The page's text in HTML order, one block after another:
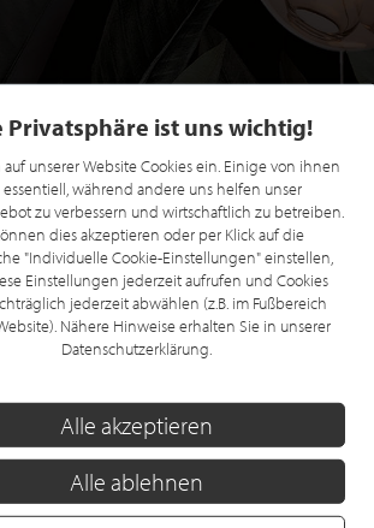
Privatsphäre ist uns wichtig!
auf unserer Website Cookies ein. Einige von ihnen
während andere uns helfen unser
zu verbessern und wirtschaftlich zu betreiben.
dies akzeptieren oder per Klick auf die
"Individuelle Cookie-Einstellungen" einstellen,
Einstellungen jederzeit aufrufen und Cookies
jederzeit abwählen (z.B. im Fußbereich
Nähere Hinweise erhalten Sie in unserer
Datenschutzerklärung.
Alle akzeptieren
Alle ablehnen